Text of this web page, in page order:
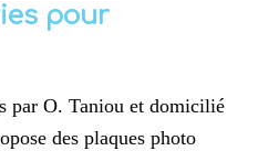
pour
par O. Taniou et domicilié
des plaques photo